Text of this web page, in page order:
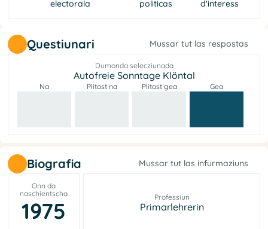
electorala
politicas
d'interess
Questiunari Mussar tut las respostas
Dumonda selecziunada
Autofreie Sonntage Klöntal
Na Plitost na Plitost gea Gea
Biografia Mussar tut las infurmaziuns
Onn da
naschientscha
1975
Professiun
Primarlehrerin